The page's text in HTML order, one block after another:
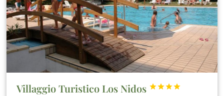
Villaggio Turistico Los Nidos 


